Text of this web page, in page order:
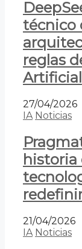
técnico
reglas
Artificial
27/04/2026
IA Noticias
historia
21/04/2026
IA Noticias